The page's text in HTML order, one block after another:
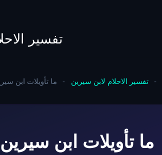
تفسير
- تفسير الاحلام لابن سيرين - ما تأويلات ابن
ما تأويلات ابن